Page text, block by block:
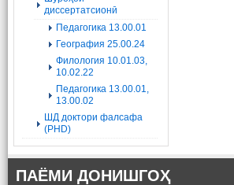
диссертатсионӣ
Педагогика 13.00.01
География 25.00.24
Филология 10.01.03,
10.02.22
Педагогика 13.00.01,
13.00.02
ШД доктори фалсафа
(PHD)
ПАЁМИ ДОНИШГОҲ